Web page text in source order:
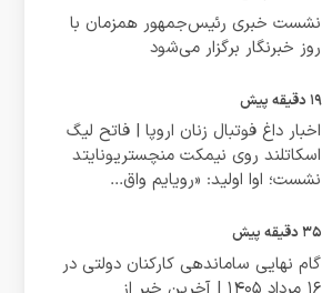
نشست خبری رئیس‌جمهور همزمان با
روز خبرنگار برگزار می‌شود
اخبار داغ فوتبال زنان اروپا | فاتح لیگ
اسکاتلند روی نیمکت منچستریونایتد
نشست؛ اوا اولید: «رویایم واق...
گام نهایی ساماندهی کارکنان دولتی در